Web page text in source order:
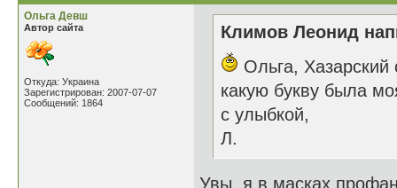
Ольга Девш
Автор сайта
Откуда: Украина
Зарегистрирован: 2007-07-07
Сообщений: 1864
Климов Леонид
Ольга, Хазарский
какую букву была
с улыбкой,
Л.
Увы, я в масках